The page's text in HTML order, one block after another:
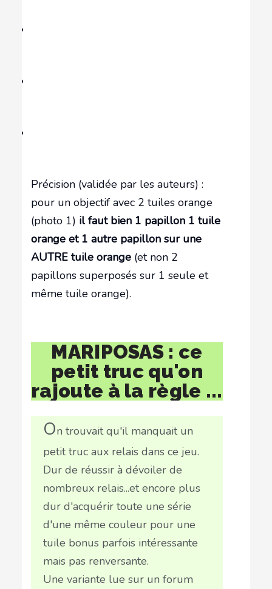
Précision (validée par les auteurs) :
pour un objectif avec 2 tuiles orange
(photo 1) il faut bien 1 papillon 1 tuile
orange et 1 autre papillon sur une
AUTRE tuile orange(et non 2
papillons superposés sur 1 seule et
même tuile orange).
MARIPOSAS : ce
petit truc qu'on
rajoute à la règle ...
On trouvait qu'il manquait un
petit truc aux relais dans ce jeu.
Dur de réussir à dévoiler de
nombreux relais...et encore plus
dur d'acquérir toute une série
d'une même couleur pour une
tuile bonus parfois intéressante
mais pas renversante.
Une variante lue sur un forum